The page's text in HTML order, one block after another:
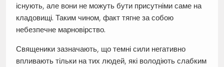
існують, але вони не можуть бути присутніми саме на
кладовищі. Таким чином, факт тягне за собою
небезпечне марновірство.
Священики зазначають, що темні сили негативно
впливають тільки на тих людей, які володіють слабким